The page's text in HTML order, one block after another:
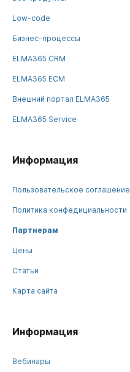
Low-code
Бизнес-процессы
ELMA365 CRM
ELMA365 ECM
Внешний портал ELMA365
ELMA365 Service
Информация
Пользовательское соглашение
Политика конфедициальности
Партнерам
Цены
Статьи
Карта сайта
Информация
Вебинары